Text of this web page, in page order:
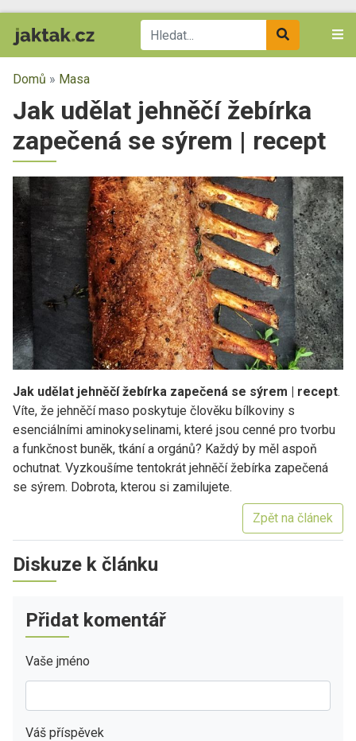
Domů » Masa
Jak udělat jehněčí žebírka
zapečená se sýrem | recept
Jak udělat jehněčí žebírka zapečená se sýrem | recept.
Víte, že jehněčí maso poskytuje člověku bílkoviny s
esenciálními aminokyselinami, které jsou cenné pro tvorbu
a funkčnost buněk, tkání a orgánů? Každý by měl aspoň
ochutnat. Vyzkoušíme tentokrát jehněčí žebírka zapečená
se sýrem. Dobrota, kterou si zamilujete.
Zpět na článek
Diskuze k článku
Přidat komentář
Vaše jméno
Váš příspěvek